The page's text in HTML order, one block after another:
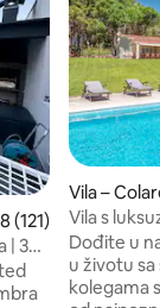
ocjena: 4,98/
(121)
| 30
Vila –
Vila s
Dođite u
u životu
kolegama s posla!